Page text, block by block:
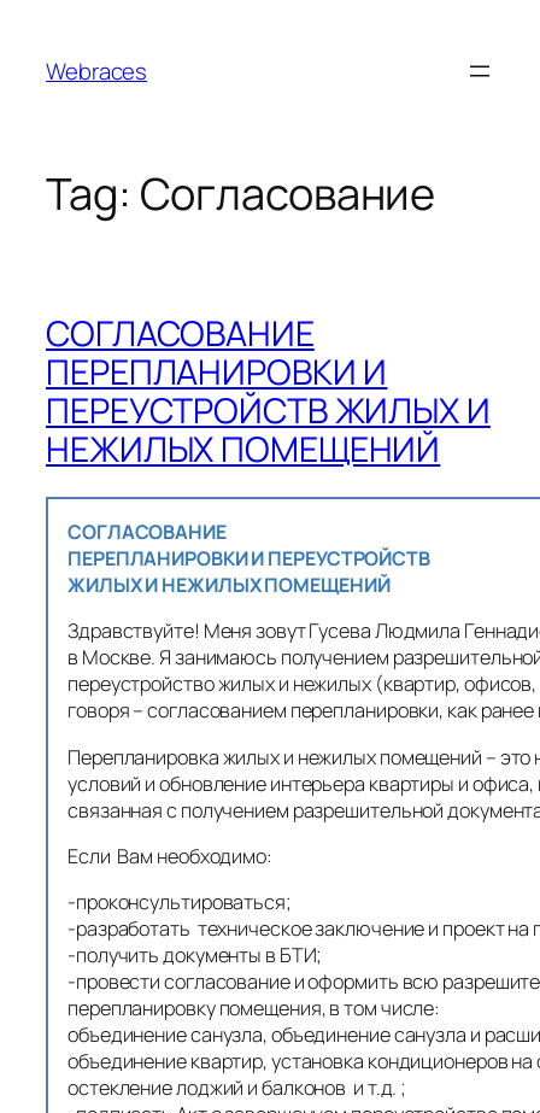
content
Webraces
Tag: Согласование
СОГЛАСОВАНИЕ
ПЕРЕПЛАНИРОВКИ И
ПЕРЕУСТРОЙСТВ ЖИЛЫХ И
НЕЖИЛЫХ ПОМЕЩЕНИЙ
СОГЛАСОВАНИЕ
ПЕРЕПЛАНИРОВКИ И ПЕРЕУСТРОЙСТВ
ЖИЛЫХ И НЕЖИЛЫХ ПОМЕЩЕНИЙ
Здравствуйте! Меня зовут Гусева Людмила
в Москве. Я занимаюсь получением
переустройство жилых и нежилых (квартир,
говоря – согласованием перепланировки, как
Перепланировка жилых и нежилых помещений –
условий и обновление интерьера квартиры и
связанная с получением разрешительной
Если Вам необходимо:
-проконсультироваться;
-разработать техническое заключение и проект
-получить документы в БТИ;
-провести согласование и оформить всю
перепланировку помещения, в том числе:
объединение санузла, объединение санузла и
объединение квартир, установка кондиционеров
остекление лоджий и балконов и т.д. ;